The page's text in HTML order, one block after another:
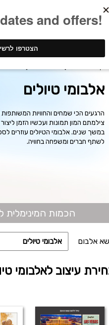
אלבומי טיולים
הרגעים הכי שמחים והחוויות
צילמתם המון תמונות ועכשיו הזמן
במשך שנים. אלבומי הטיולים עוזרים
לשתף חברים ומשפחה בחוויה.
הכמות המינימלית
אלבום
עיצוב לאלבומי